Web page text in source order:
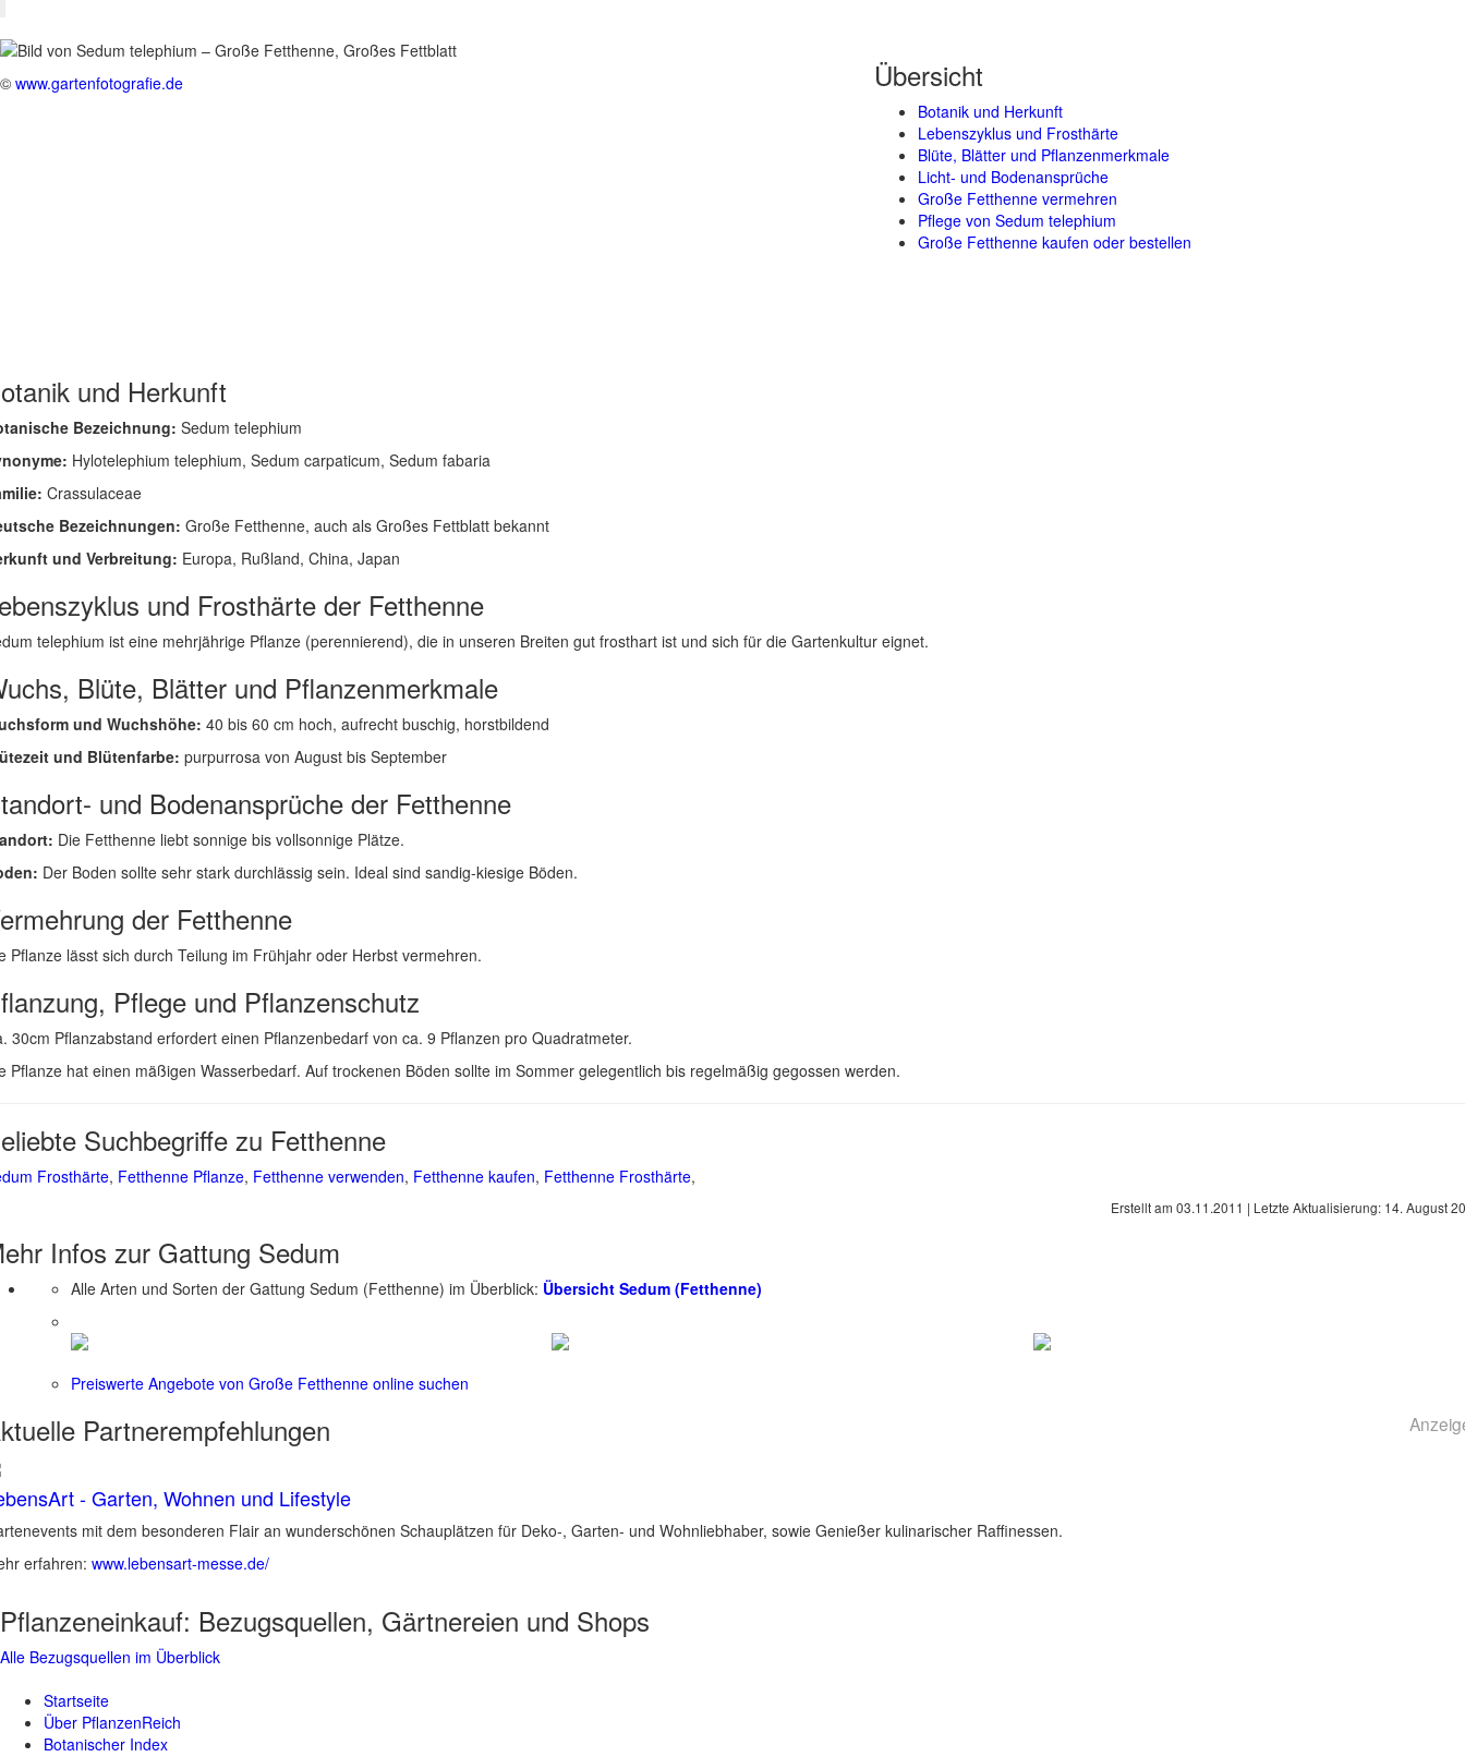
© www.gartenfotografie.de Übersicht
Botanik und Herkunft
Lebenszyklus und Frosthärte
Blüte, Blätter und Pflanzenmerkmale
Licht- und Bodenansprüche
Große Fetthenne vermehren
Pflege von Sedum telephium
Große Fetthenne kaufen oder bestellen
und Herkunft
Bezeichnung: Sedum telephium
Hylotelephium telephium, Sedum carpaticum, Sedum fabaria
Crassulaceae
Bezeichnungen: Große Fetthenne, auch als Großes Fettblatt bekannt
und Verbreitung: Europa, Rußland, China, Japan
und Frosthärte der Fetthenne
telephium ist eine mehrjährige Pflanze (perennierend), die in unseren Breiten gut frosthart ist und sich für die Gartenkultur eignet.
Blüte, Blätter und Pflanzenmerkmale
und Wuchshöhe: 40 bis 60 cm hoch, aufrecht buschig, horstbildend
und Blütenfarbe: purpurrosa von August bis September
und Bodenansprüche der Fetthenne
Die Fetthenne liebt sonnige bis vollsonnige Plätze.
Der Boden sollte sehr stark durchlässig sein. Ideal sind sandig-kiesige Böden.
der Fetthenne
Pflanze lässt sich durch Teilung im Frühjahr oder Herbst vermehren.
Pflege und Pflanzenschutz
30cm Pflanzabstand erfordert einen Pflanzenbedarf von ca. 9 Pflanzen pro Quadratmeter.
Pflanze hat einen mäßigen Wasserbedarf. Auf trockenen Böden sollte im Sommer gelegentlich bis regelmäßig gegossen werden.
Suchbegriffe zu Fetthenne
Frosthärte, Fetthenne Pflanze, Fetthenne verwenden, Fetthenne kaufen, Fetthenne Frosthärte,
Erstellt am 03.11.2011 | Letzte Aktualisierung: 14. August
Infos zur Gattung Sedum
Alle Arten und Sorten der Gattung Sedum (Fetthenne) im Überblick: Übersicht Sedum (Fetthenne)
Preiswerte Angebote von Große Fetthenne online suchen
Partnerempfehlungen
- Garten, Wohnen und Lifestyle
mit dem besonderen Flair an wunderschönen Schauplätzen für Deko-, Garten- und Wohnliebhaber, sowie Genießer kulinarischer Raffinessen.
erfahren: www.lebensart-messe.de/
Pflanzeneinkauf: Bezugsquellen, Gärtnereien und Shops
Alle Bezugsquellen im Überblick
Startseite
Über PflanzenReich
Botanischer Index